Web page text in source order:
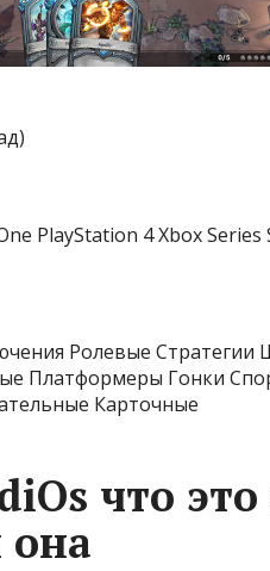
PlayStation 4 Xbox
Ролевые Стратегии
Платформеры Гонки
Карточные
что